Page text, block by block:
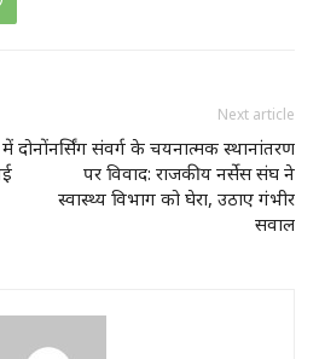
दोनों
Next article
नर्सिंग संवर्ग के चयनात्मक स्थानांतरण
पर विवाद: राजकीय नर्सेस संघ ने
स्वास्थ्य विभाग को घेरा, उठाए गंभीर
सवाल